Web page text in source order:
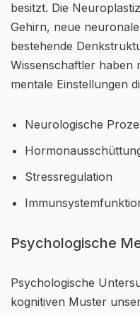
besitzt. Die
Gehirn, neue
bestehende
Wissenschaftler haben
mentale Einstellungen
Neurologische
Stressregulation
Psychologische
Psychologische
kognitiven Muster